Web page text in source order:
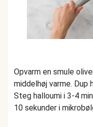
Opvarm en smule
middelhøj varme. Dup
Steg halloumi i 3-4
10 sekunder i